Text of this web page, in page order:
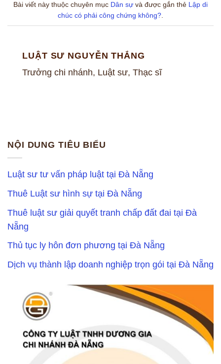
Bài viết này thuộc chuyên mục Dân sự và được gắn thẻ Lập di
chúc có phải công chứng không?
LUẬT SƯ NGUYỄN THẮNG
Trưởng chi nhánh, Luật sư, Thạc sĩ
NỘI DUNG TIÊU BIỂU
Luật sư tư vấn pháp luật tại Đà Nẵng
Thuê Luật sư hình sự tại Đà Nẵng
Thuê luật sư giải quyết tranh chấp đất đai tại Đà
Nẵng
Thủ tục ly hôn đơn phương tại Đà Nẵng
Dịch vụ thành lập doanh nghiệp trọn gói tại Đà Nẵng